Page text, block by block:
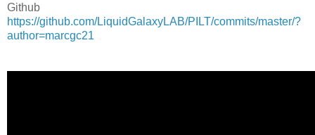
Github
https://github.com/LiquidGalaxyLAB/PILT/commits/master/?
author=marcgc21